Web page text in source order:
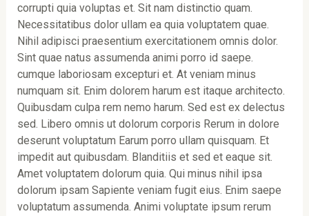
corrupti quia voluptas et. Sit nam distinctio quam.
Necessitatibus dolor ullam ea quia voluptatem quae.
Nihil adipisci praesentium exercitationem omnis dolor.
Sint quae natus assumenda animi porro id saepe.
cumque laboriosam excepturi et. At veniam minus
numquam sit. Enim dolorem harum est itaque architecto.
Quibusdam culpa rem nemo harum. Sed est ex delectus
sed. Libero omnis ut dolorum corporis Rerum in dolore
deserunt voluptatum Earum porro ullam quisquam. Et
impedit aut quibusdam. Blanditiis et sed et eaque sit.
Amet voluptatem dolorum quia. Qui minus nihil ipsa
dolorum ipsam Sapiente veniam fugit eius. Enim saepe
voluptatum assumenda. Animi voluptate ipsum rerum